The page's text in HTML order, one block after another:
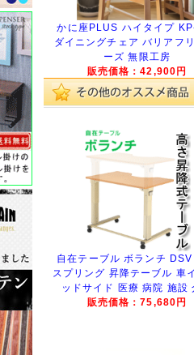
かに座PLUS ハイタイプ
ダイニングチェア バリアフ
ーズ 無限工房
販売価格：42,900円
自在テーブル ボランチ DSV
スプリング 昇降テーブル 車
ッドサイド 医療 病院 施設
販売価格：75,680円